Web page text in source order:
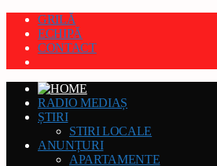
GRILĂ
ECHIPĂ
CONTACT
RADIO MEDIAȘ
ȘTIRI
STIRI LOCALE
ANUNȚURI
APARTAMENTE